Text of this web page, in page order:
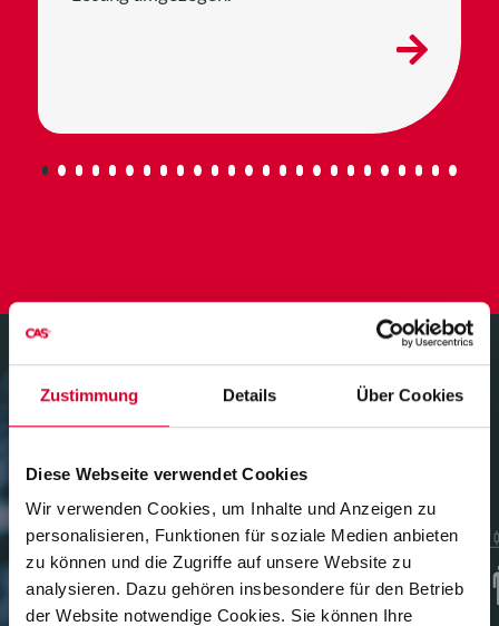
Zustimmung Details Über Cookies
Diese Webseite verwendet Cookies
Wir verwenden Cookies, um Inhalte und Anzeigen zu
personalisieren, Funktionen für soziale Medien anbieten
zu können und die Zugriffe auf unsere Website zu
analysieren. Dazu gehören insbesondere für den Betrieb
der Website notwendige Cookies. Sie können Ihre
Ein starkes Netzwerk für Ihre
optimale Lösung!
Die optimale Umsetzung der Wünsche und